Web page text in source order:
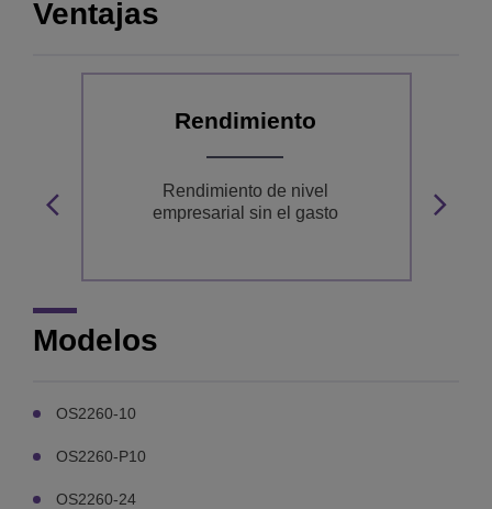
Ventajas
Rendimiento
Rendimiento de nivel
empresarial sin el gasto
Modelos
OS2260-10
OS2260-P10
OS2260-24